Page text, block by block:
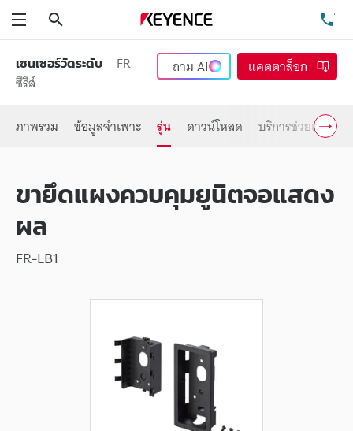
เซนเซอร์วัดระดับ
FR
ซีรีส์
ถามAI แคตตาล็อก
ภาพรวม ข้อมูลจำเพาะ รุ่น ดาวน์โหลด บริการช่วยเหลือ
ขายึดแผงควบคุมยูนิตจอแสดง
ผล
FR-LB1